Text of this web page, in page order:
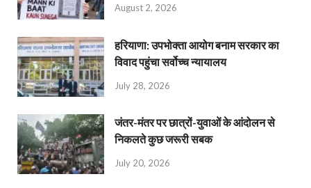
August 2, 2026
हरियाणा: उपभोक्ता आयोग बनाम सरकार का
विवाद पहुंचा सर्वोच्च न्यायालय
July 28, 2026
जंतर-मंतर पर छात्रों-युवाओं के आंदोलन से
निकलते कुछ जरूरी सबक
July 20, 2026